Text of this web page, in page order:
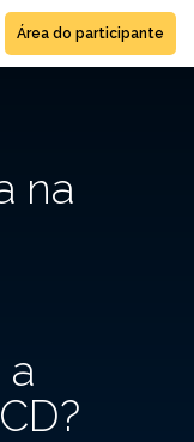
Área do participante
na